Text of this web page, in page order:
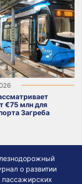
€75 млн для
Загреба
о развитии
пассажирских